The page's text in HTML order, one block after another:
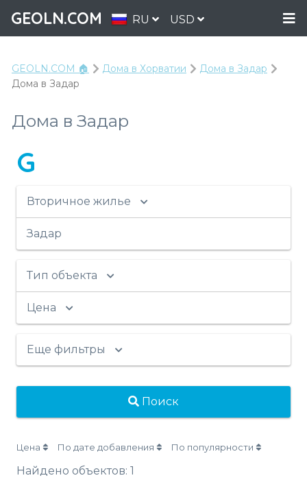
GEOLN.COM RU USD
GEOLN.COM 🏠 Дома в Хорватии
Дома в Задар
Дома в Задар
Дома в Задар
G
Вторичное жилье
Задар
Тип объекта
Цена
Еще фильтры
Поиск
Цена По дате добавления По популярности
Найдено объектов: 1